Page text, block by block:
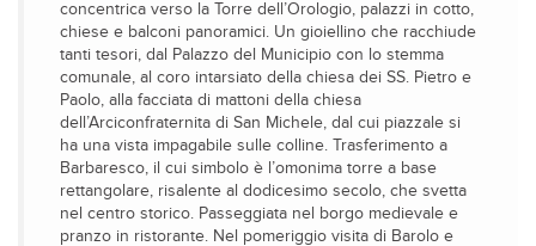
concentrica verso la Torre dell’Orologio, palazzi in cotto,
chiese e balconi panoramici. Un gioiellino che racchiude
tanti tesori, dal Palazzo del Municipio con lo stemma
comunale, al coro intarsiato della chiesa dei SS. Pietro e
Paolo, alla facciata di mattoni della chiesa
dell’Arciconfraternita di San Michele, dal cui piazzale si
ha una vista impagabile sulle colline. Trasferimento a
Barbaresco, il cui simbolo è l’omonima torre a base
rettangolare, risalente al dodicesimo secolo, che svetta
nel centro storico. Passeggiata nel borgo medievale e
pranzo in ristorante. Nel pomeriggio visita di Barolo e